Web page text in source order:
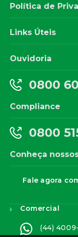
Política de
Links Úteis
Ouvidoria
0800
Compliance
0800
Conheça
Fale agora
Comercial
(44)